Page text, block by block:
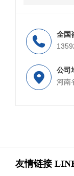
全国
公司
河南
友情链接